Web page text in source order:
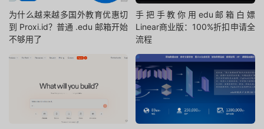
为什么越来越多国外教育优惠切
到 Proxi.id？普通 .edu 邮箱开始
不够用了
手把手教你用edu邮箱白嫖
Linear商业版：100%折扣申请全
流程